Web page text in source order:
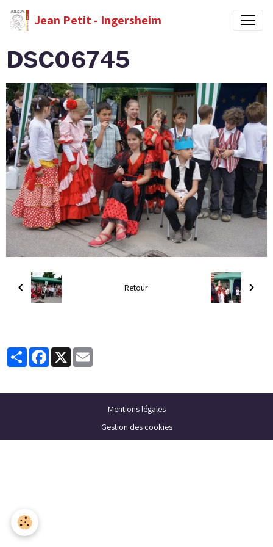
Jean Petit - Ingersheim
DSC06745
Retour
PartagerFacebook
X
Mentions légales
Gestion des cookies